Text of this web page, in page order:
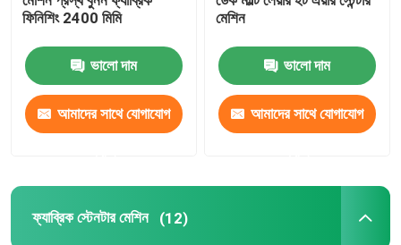
যোগাযোগ করুন
উদ্ধৃতির জন্য আবেদন
টেক্সটাইল স্টেনটার মেশিন
ফিনিশিং 2400 মিমি
ভালো দাম
আমাদের সাথে যোগাযোগ
মেশিন
ভালো দাম
আমাদের সাথে যোগাযোগ
ফ্যাব্রিক স্টেনটার মেশিন (12)